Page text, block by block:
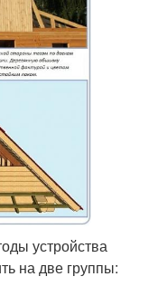
устройства
на две группы: